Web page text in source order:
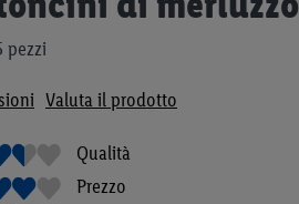
pezzi
Valuta il prodotto
Qualità
Prezzo